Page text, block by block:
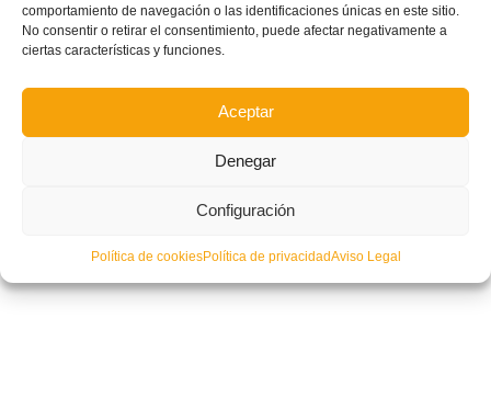
comportamiento de navegación o las identificaciones únicas en este sitio.
No consentir o retirar el consentimiento, puede afectar negativamente a
ciertas características y funciones.
Aceptar
Denegar
Configuración
Política de cookiesPolítica de privacidadAviso Legal
CONVOCATORIA: La Selecció Valenciana Valenta sub15 de fútbol retoma
los entrenamientos para preparar la fase plata